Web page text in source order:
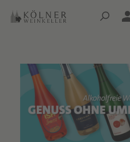
Zum Hauptinhalt springen
Zum Hauptinhalt springen